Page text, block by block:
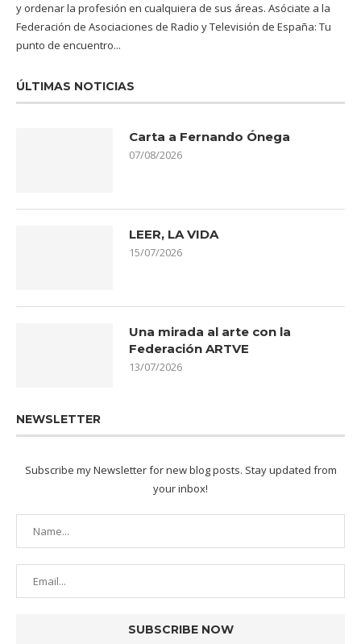
y ordenar la profesión en cualquiera de sus áreas. Asóciate a la
Federación de Asociaciones de Radio y Televisión de España: Tu
punto de encuentro...
ÚLTIMAS NOTICIAS
Carta a Fernando Ónega
07/08/2026
LEER, LA VIDA
15/07/2026
Una mirada al arte con la
Federación ARTVE
13/07/2026
NEWSLETTER
Subscribe my Newsletter for new blog posts. Stay updated from
your inbox!